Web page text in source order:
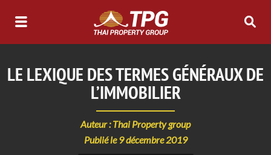
LE LEXIQUE DES TERMES GÉNÉRAUX DE
L’IMMOBILIER
Auteur : Thai Property group
Publié le 9 décembre 2019